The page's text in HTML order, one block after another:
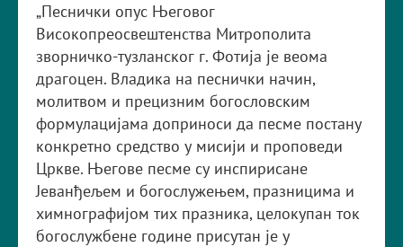
„Песнички опус Његовог
Високопреосвештенства Митрополита
зворничко-тузланског г. Фотија је веома
драгоцен. Владика на песнички начин,
молитвом и прецизним богословским
формулацијама доприноси да песме постану
конкретно средство у мисији и проповеди
Цркве. Његове песме су инспирисане
Јеванђељем и богослужењем, празницима и
химнографијом тих празника, целокупан ток
богослужбене године присутан је у